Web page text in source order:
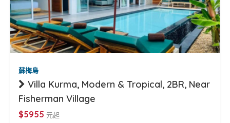
蘇梅島
Villa Kurma, Modern & Tropical, 2BR, Near
Fisherman Village
$5955 元起